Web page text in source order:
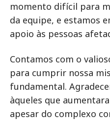
momento difícil para
da equipe, e estamos
apoio às pessoas
Contamos com o
para cumprir nossa
fundamental.
àqueles que
apesar do complexo